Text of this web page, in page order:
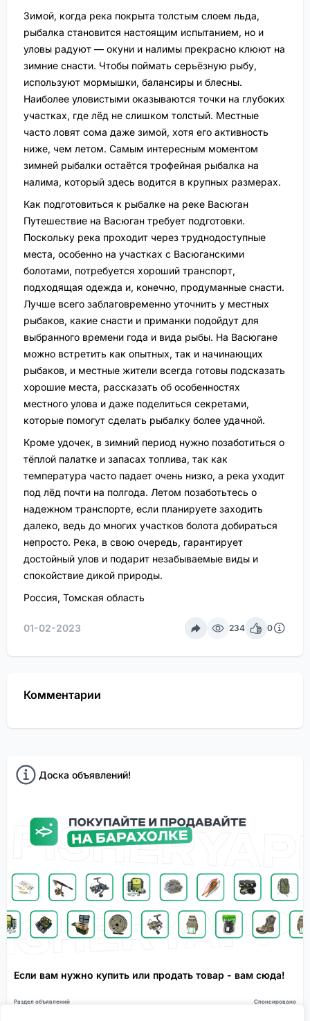
Зимой, когда река покрыта толстым слоем льда,
рыбалка становится настоящим испытанием, но и
уловы радуют — окуни и налимы прекрасно клюют на
зимние снасти. Чтобы поймать серьёзную рыбу,
используют мормышки, балансиры и блесны.
Наиболее уловистыми оказываются точки на глубоких
участках, где лёд не слишком толстый. Местные
часто ловят сома даже зимой, хотя его активность
ниже, чем летом. Самым интересным моментом
зимней рыбалки остаётся трофейная рыбалка на
налима, который здесь водится в крупных размерах.
Как подготовиться к рыбалке на реке Васюган
Путешествие на Васюган требует подготовки.
Поскольку река проходит через труднодоступные
места, особенно на участках с Васюганскими
болотами, потребуется хороший транспорт,
подходящая одежда и, конечно, продуманные снасти.
Лучше всего заблаговременно уточнить у местных
рыбаков, какие снасти и приманки подойдут для
выбранного времени года и вида рыбы. На Васюгане
можно встретить как опытных, так и начинающих
рыбаков, и местные жители всегда готовы подсказать
хорошие места, рассказать об особенностях
местного улова и даже поделиться секретами,
которые помогут сделать рыбалку более удачной.
Кроме удочек, в зимний период нужно позаботиться о
тёплой палатке и запасах топлива, так как
температура часто падает очень низко, а река уходит
под лёд почти на полгода. Летом позаботьтесь о
надежном транспорте, если планируете заходить
далеко, ведь до многих участков болота добираться
непросто. Река, в свою очередь, гарантирует
достойный улов и подарит незабываемые виды и
спокойствие дикой природы.
Россия, Томская область
01-02-2023 234 0
Комментарии
Доска объявлений!
Если вам нужно купить или продать товар - вам сюда!
Раздел объявлений Спонсировано